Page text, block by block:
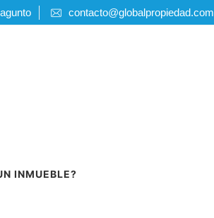
contacto@globalpropiedad.com
INMUEBLE?